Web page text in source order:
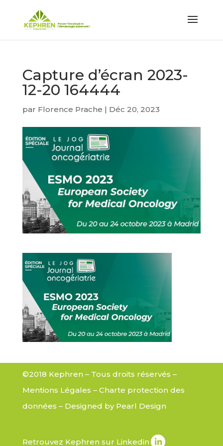
Capture d’écran 2023-
12-20 164444
par Florence Prache | Déc 20, 2023
©2018 Kephren – Tous droits réservés –
Mentions Légales – Charte protection des
données – Designed by Pearl Design
Retrouvez Kephren sur Linkedin